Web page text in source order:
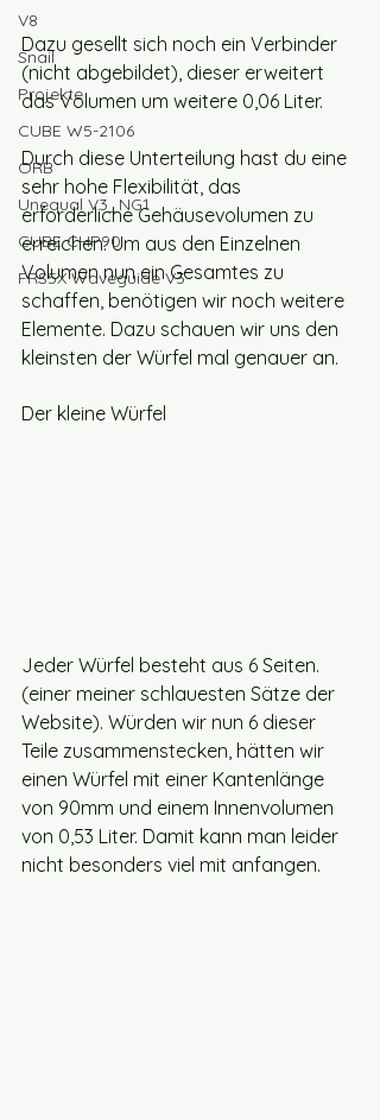
V8
Snail
Projekte
CUBE W5-2106
ORB
Unequal V3_NG1
CUBE CHP90
FRS5X Waveguide V3
Dazu gesellt sich noch ein Verbinder
(nicht abgebildet), dieser erweitert
das Volumen um weitere 0,06 Liter.
Durch diese Unterteilung hast du eine
sehr hohe Flexibilität, das
erforderliche Gehäusevolumen zu
erreichen. Um aus den Einzelnen
Volumen nun ein Gesamtes zu
schaffen, benötigen wir noch weitere
Elemente. Dazu schauen wir uns den
kleinsten der Würfel mal genauer an.
Der kleine Würfel
Jeder Würfel besteht aus 6 Seiten.
(einer meiner schlauesten Sätze der
Website). Würden wir nun 6 dieser
Teile zusammenstecken, hätten wir
einen Würfel mit einer Kantenlänge
von 90mm und einem Innenvolumen
von 0,53 Liter. Damit kann man leider
nicht besonders viel mit anfangen.